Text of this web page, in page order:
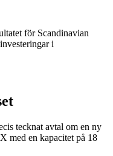
för Scandinavian
i
tecknat avtal om en ny
med en kapacitet på 18